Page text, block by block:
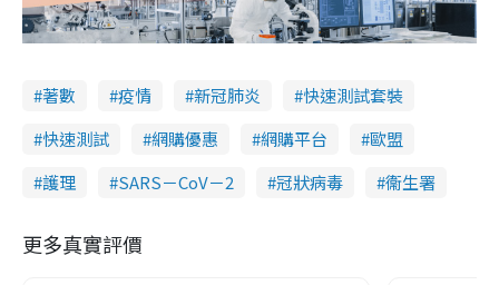
著數 疫情 新冠肺炎
快速測試套裝
快速測試
網購優惠 網購平台
歐盟
護理
SARS－CoV－2 冠狀病毒 衞生署
更多真實評價